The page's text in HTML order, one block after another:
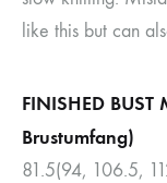
like this but can
FINISHED BUST
Brustumfang)
81.5(94, 106.5,